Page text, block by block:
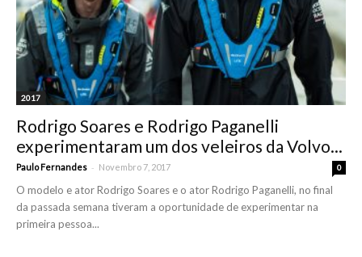
2017
Rodrigo Soares e Rodrigo Paganelli
experimentaram um dos veleiros da Volvo...
Paulo Fernandes - Novembro 7, 2017 0
O modelo e ator Rodrigo Soares e o ator Rodrigo Paganelli, no final
da passada semana tiveram a oportunidade de experimentar na
primeira pessoa...